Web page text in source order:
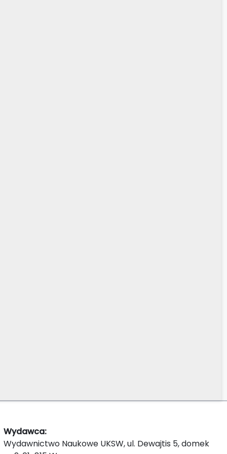
Wydawca:
Wydawnictwo Naukowe UKSW, ul. Dewajtis 5, domek